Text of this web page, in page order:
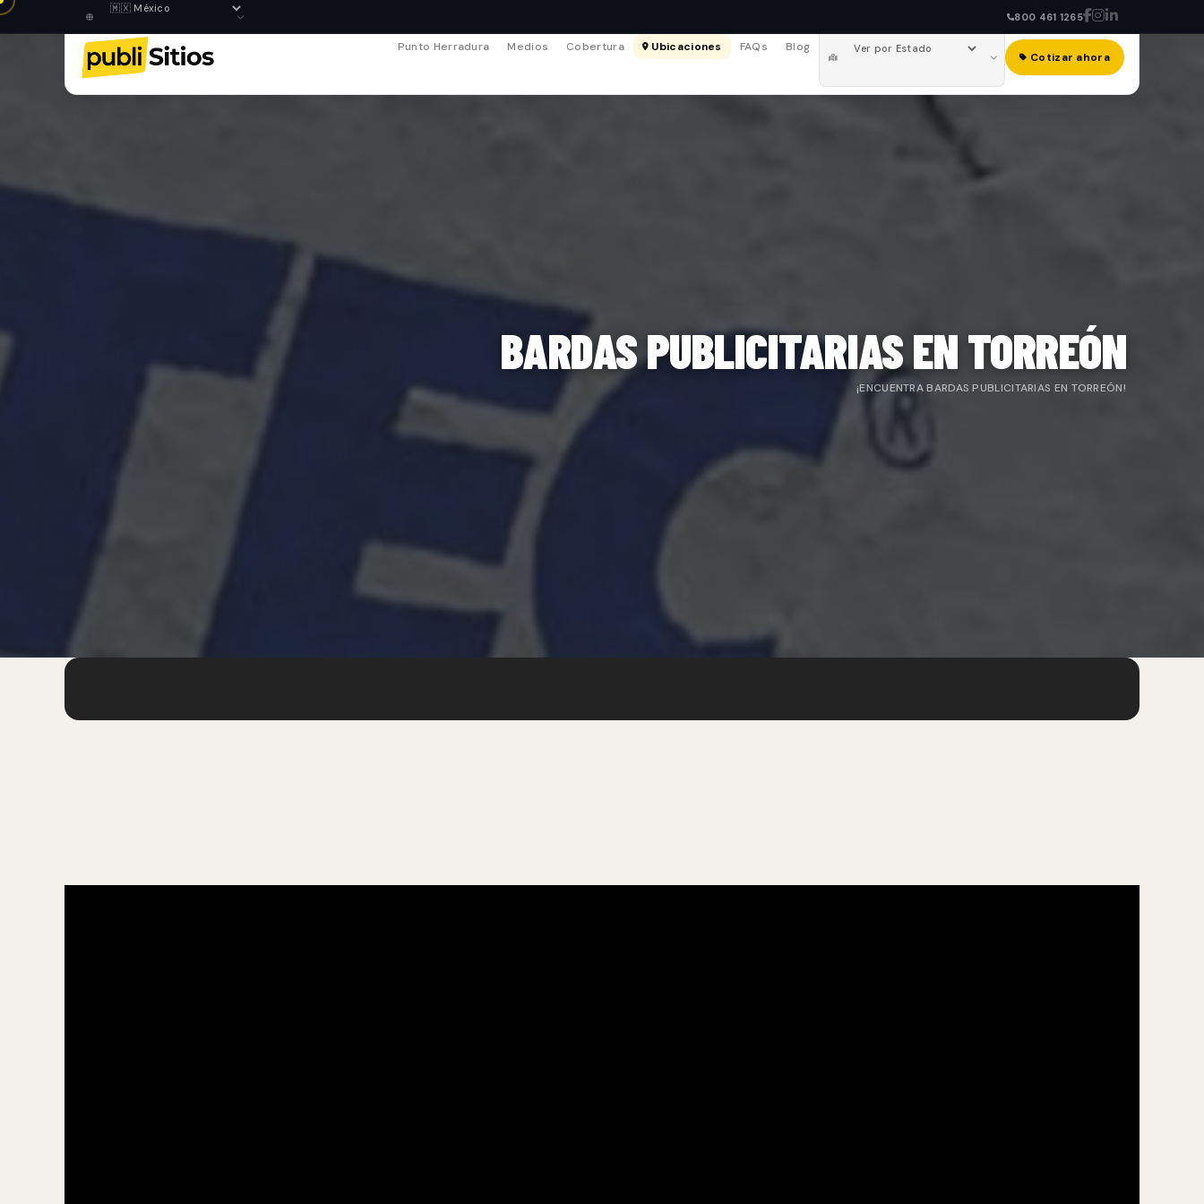
800 461 1265
Punto Herradura Medios Cobertura Ubicaciones FAQs Blog
Cotizar ahora
BARDAS PUBLICITARIAS EN TORREÓN
¡ENCUENTRA BARDAS PUBLICITARIAS EN TORREÓN!